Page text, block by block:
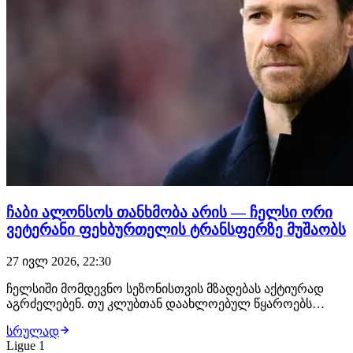
ჩაბი ალონსოს თანხმობა არის — ჩელსი ორი
ვეტერანი ფეხბურთელის ტრანსფერზე მუშაობს
27 ივლ 2026, 22:30
ჩელსიში მომდევნო სეზონისთვის მზადებას აქტიურად
აგრძელებენ. თუ კლუბთან დაახლოებულ წყაროებს
აგვისტოს თვე ელოდებათ, რაც იმას ნიშნავს, რომ
ლონდონელები კიდევ რამდენიმე ახალ მოთამაშეს
სრულად
Ligue 1